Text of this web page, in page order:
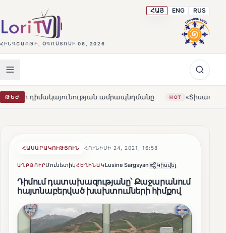
ՀԻՆԳՇԱԲԹԻ, ՕԳՈՍՏՈՍԻ 06, 2026
ՀԱՅ ENG RUS
ԹԵԺ ամրապնդմանը HOT «Տիսա»-ի հաղթանակը
ՀԱՍԱՐԱԿՈՒԹՅՈՒՆ ՀՈՒՆԻՍԻ 24, 2021, 16:58
ԱՂԲՅՈՒՐՄունետիկՀԵՂԻՆԱԿLusine Sargsyan Կիսվել
Դիմում դատախազությանը՝ Քաջարանում
հայտնաբերված խախտումների հիմքով